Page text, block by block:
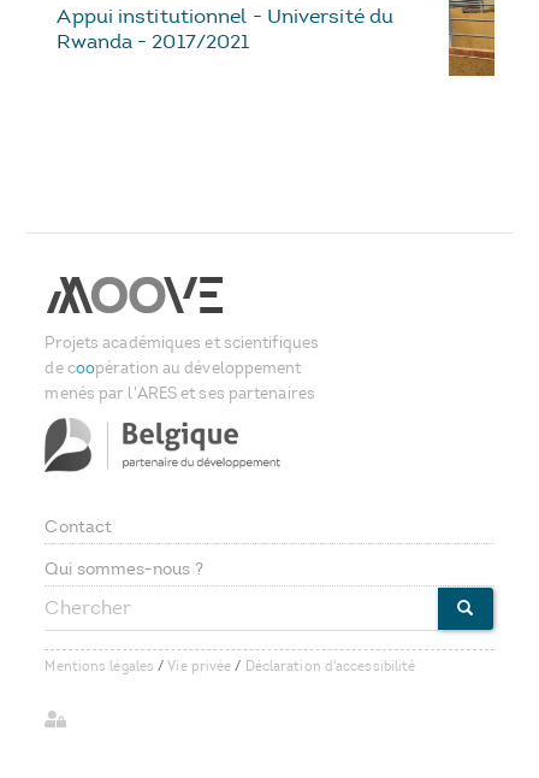
Appui institutionnel - Université du
Rwanda - 2017/2021
Projets académiques et scientifiques
de coopération au développement
menés par l'ARES et ses partenaires
Footer
menu
Contact
Qui sommes-nous ?
Chercher
Mentions légales / Vie privée / Déclaration d'accessibilité
User